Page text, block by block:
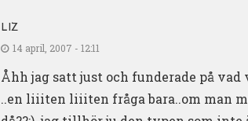
LIZ
14 april, 2007 - 12:11
Åhh jag satt just och funderade på
..en liiiten liiiten fråga bara..om man